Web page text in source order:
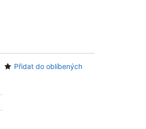
Přidat do oblíbených